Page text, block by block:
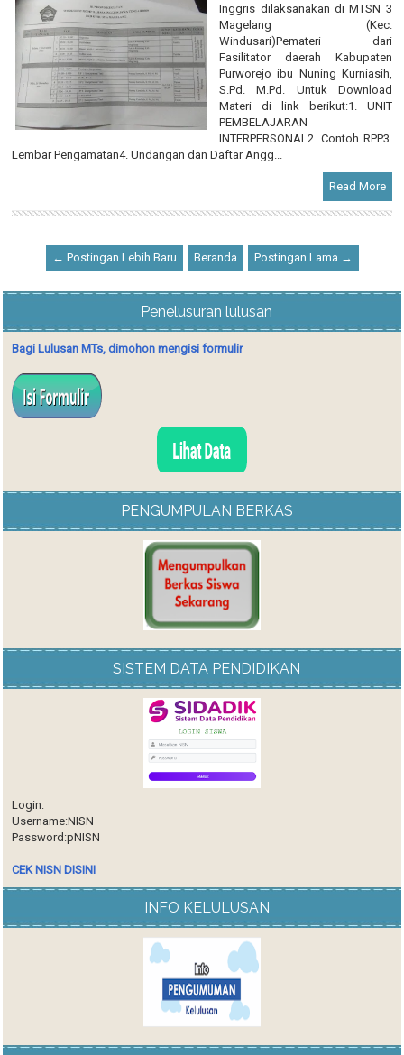
Inggris dilaksanakan di MTSN 3
Magelang (Kec.
Windusari)Pemateri dari
Fasilitator daerah Kabupaten
Purworejo ibu Nuning Kurniasih,
S.Pd. M.Pd. Untuk Download
Materi di link berikut:1. UNIT
PEMBELAJARAN
INTERPERSONAL2. Contoh RPP3.
Lembar Pengamatan4. Undangan dan Daftar Angg...
Read More
← Postingan Lebih Baru Beranda Postingan Lama →
Penelusuran lulusan
Bagi Lulusan MTs, dimohon mengisi formulir
PENGUMPULAN BERKAS
SISTEM DATA PENDIDIKAN
Login:
Username:NISN
Password:pNISN
CEK NISN DISINI
INFO KELULUSAN